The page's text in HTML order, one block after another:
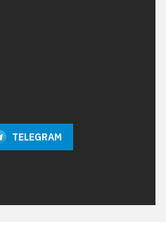
TELEGRAM